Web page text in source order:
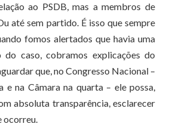
ao PSDB, mas a membros de
até sem partido. É isso que sempre
fomos alertados que havia uma
do caso, cobramos explicações do
que, no Congresso Nacional –
e na Câmara na quarta – ele possa,
absoluta transparência, esclarecer
ocorreu.